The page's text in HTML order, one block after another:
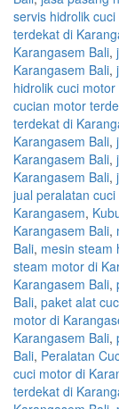
servis hidrolik
terdekat di
Karangasem Bali,
Karangasem Bali,
hidrolik cuci
cucian motor
terdekat di
Karangasem Bali,
Karangasem Bali,
Karangasem Bali,
jual peralatan
Karangasem,
Karangasem Bali,
Bali, mesin steam
steam motor di
Karangasem Bali,
Bali, paket alat
motor di
Karangasem Bali,
Bali, Peralatan
cuci motor di
terdekat di